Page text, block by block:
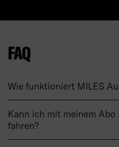
FAQ
Wie funktioniert MILES
Kann ich mit meinem Abo
fahren?